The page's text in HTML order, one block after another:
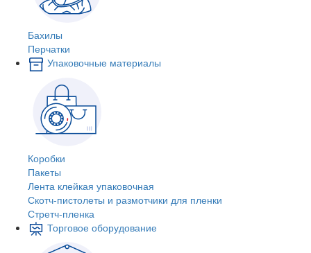
Бахилы
Перчатки
Упаковочные материалы
Коробки
Пакеты
Лента клейкая упаковочная
Скотч-пистолеты и размотчики для пленки
Стретч-пленка
Торговое оборудование